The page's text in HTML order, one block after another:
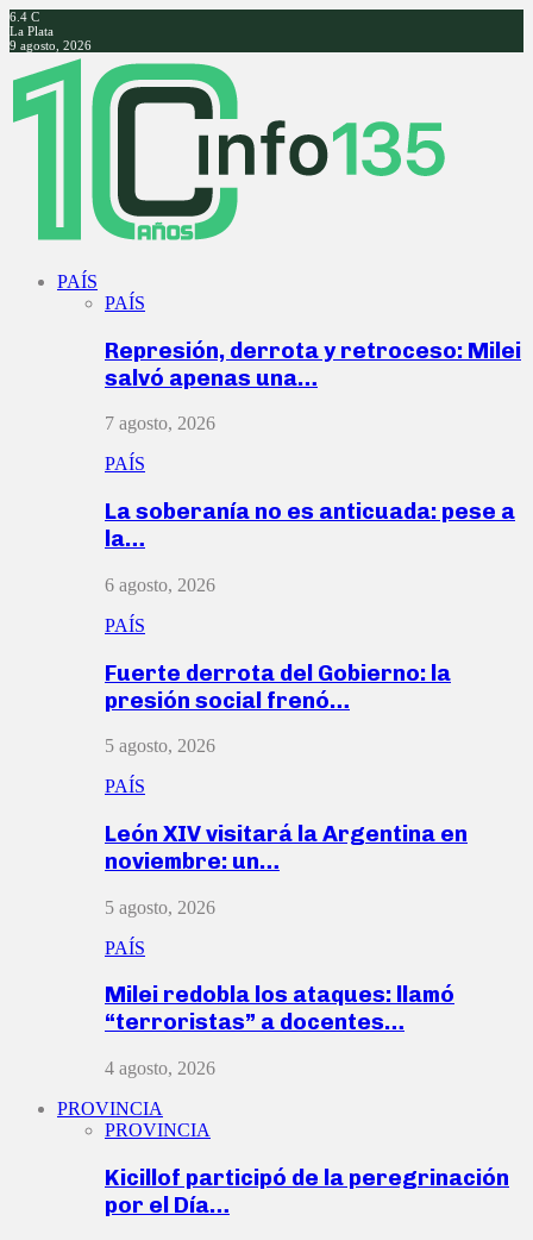
6.4 C
La Plata
9 agosto, 2026
Facebook
Twitter
Instagram
Youtube
PAÍS
PAÍS
Represión, derrota y retroceso: Milei
salvó apenas una…
7 agosto, 2026
PAÍS
La soberanía no es anticuada: pese a
la…
6 agosto, 2026
PAÍS
Fuerte derrota del Gobierno: la
presión social frenó…
5 agosto, 2026
PAÍS
León XIV visitará la Argentina en
noviembre: un…
5 agosto, 2026
PAÍS
Milei redobla los ataques: llamó
“terroristas” a docentes…
4 agosto, 2026
PROVINCIA
PROVINCIA
Kicillof participó de la peregrinación
por el Día…